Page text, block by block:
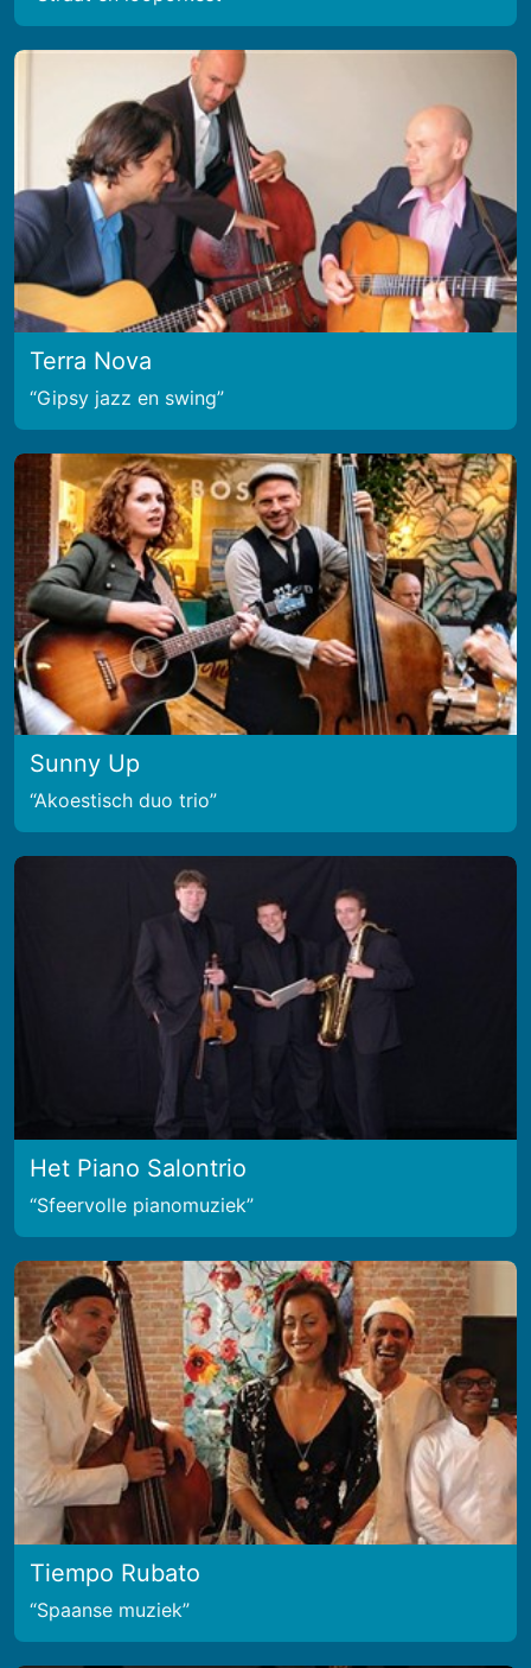
Terra Nova
Gipsy jazz en swing
Sunny Up
Akoestisch duo trio
Het Piano Salontrio
Sfeervolle pianomuziek
Tiempo Rubato
Spaanse muziek